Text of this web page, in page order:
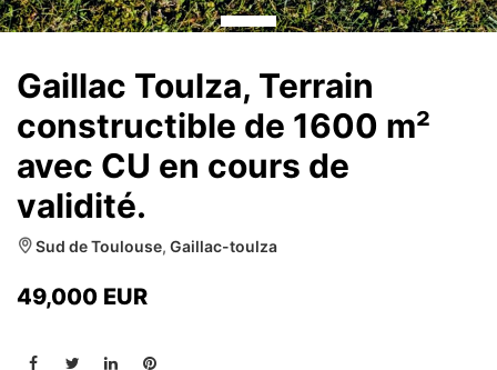
Gaillac Toulza, Terrain
constructible de 1600 m²
avec CU en cours de
validité.
Sud de Toulouse, Gaillac-toulza
49,000 EUR